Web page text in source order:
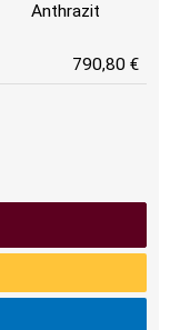
Anthrazit
790,80 €